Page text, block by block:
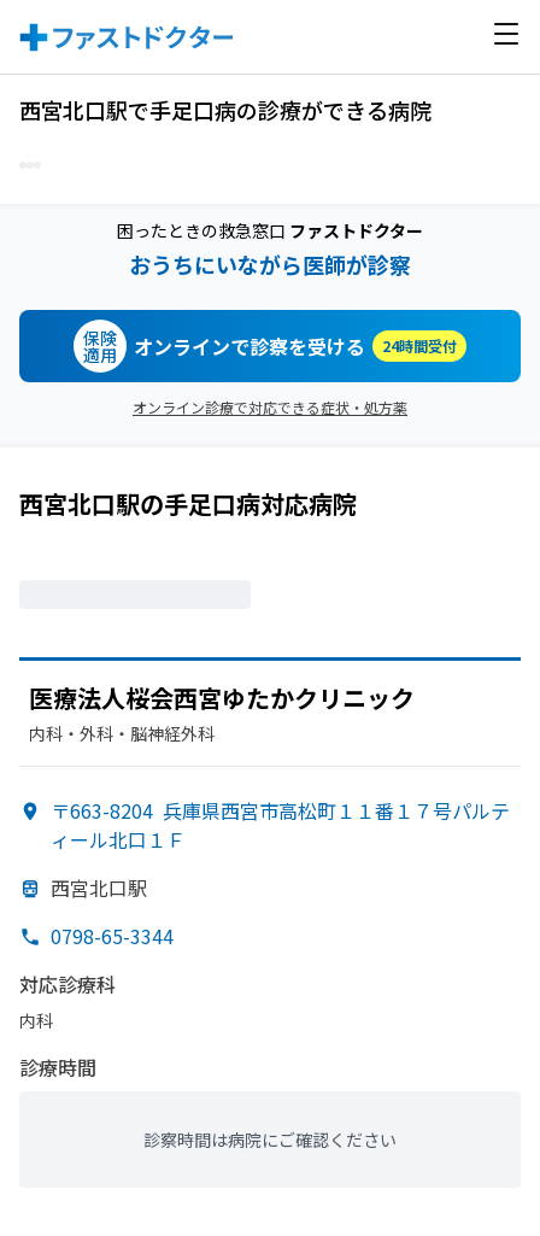
西宮北口駅で手足口病の診療ができる病院
困ったときの救急窓口 ファストドクター
おうちにいながら医師が診察
保険
適用 オンラインで診察を受ける 24時間受付
オンライン診療で対応できる症状・処方薬
西宮北口駅の手足口病対応病院
医療法人桜会西宮ゆたかクリニック
内科・​外科・​脳神経外科
〒663-8204 兵庫県西宮市高松町１１番１７号パルテ
ィール北口１Ｆ
西宮北口駅
0798-65-3344
対応診療科
内科
診療時間
診察時間は病院にご確認ください